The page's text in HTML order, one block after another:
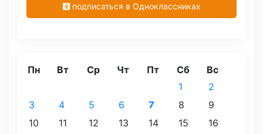
подписаться в Одноклассниках
Пн Вт Ср Чт Пт Сб Вс
1
2
3
4 5 6 7 8
9
10
11 12 13 14 15
16